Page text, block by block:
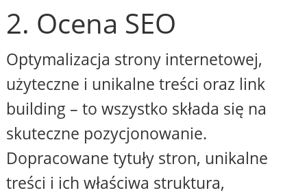
2. Ocena SEO
Optymalizacja strony internetowej,
użyteczne i unikalne treści oraz link
building – to wszystko składa się na
skuteczne pozycjonowanie.
Dopracowane tytuły stron, unikalne
treści i ich właściwa struktura,